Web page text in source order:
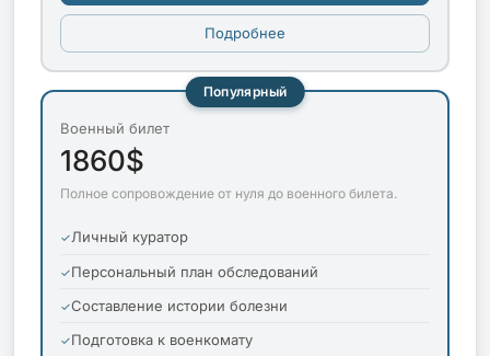
Подробнее
Популярный
Военный билет
1860$
Полное сопровождение от нуля до военного билета.
Личный куратор
Персональный план обследований
Составление истории болезни
Подготовка к военкомату